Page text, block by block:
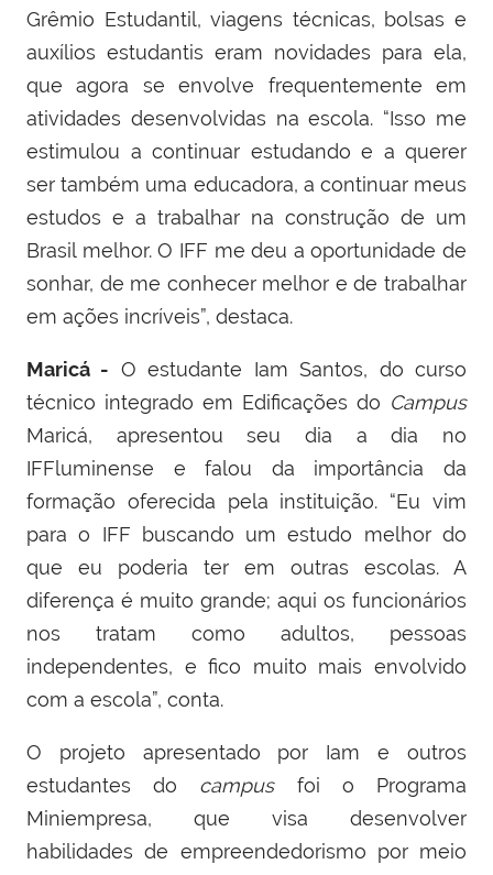
Grêmio Estudantil, viagens técnicas, bolsas e
auxílios estudantis eram novidades para ela,
que agora se envolve frequentemente em
atividades desenvolvidas na escola. “Isso me
estimulou a continuar estudando e a querer
ser também uma educadora, a continuar meus
estudos e a trabalhar na construção de um
Brasil melhor. O IFF me deu a oportunidade de
sonhar, de me conhecer melhor e de trabalhar
em ações incríveis”, destaca.
Maricá - O estudante Iam Santos, do curso
técnico integrado em Edificações do Campus
Maricá, apresentou seu dia a dia no
IFFluminense e falou da importância da
formação oferecida pela instituição. “Eu vim
parao IFF buscando um estudo melhor do
que eu poderia ter em outras escolas. A
diferença é muito grande; aqui os funcionários
nos tratam como adultos, pessoas
independentes, e fico muito mais envolvido
com a escola”, conta.
O projeto apresentado por Iam e outros
estudantes do campusfoi o Programa
Miniempresa, que visa desenvolver
habilidades de empreendedorismo por meio